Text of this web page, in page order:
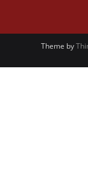
Theme by